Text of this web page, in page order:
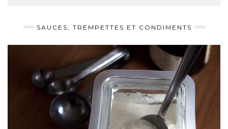
SAUCES, TREMPETTES ET CONDIMENTS